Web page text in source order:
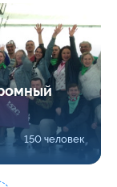
150 человек